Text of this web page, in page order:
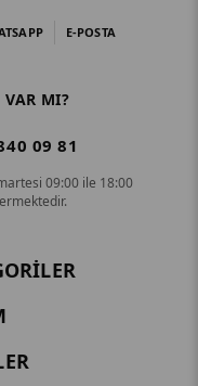
E-POSTA
MI?
09 81
09:00 ile 18:00